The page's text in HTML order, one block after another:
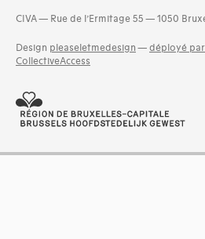
07-architecture judiciaire,
08-architecture militaire (2)
and 13 more
CIVA — Rue de l’Ermitage 55 — 1050
Design pleaseletmedesign — déployé
CollectiveAccess